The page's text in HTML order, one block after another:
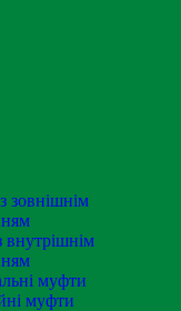
зовнішнім
муфти
муфти